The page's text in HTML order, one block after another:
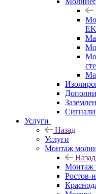
Услуги
Назад
Услуги
Монтаж
Назад
Монтаж
Ростов-